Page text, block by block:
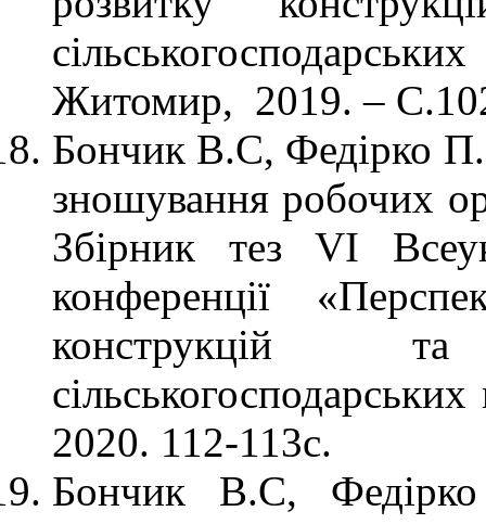
Житомир, 2019. –
Бончик В.С, Федірко
зношування робочих
Збірник тез VІ
конференції
конструкцій
2020. 112-113с.
Бончик В.С,